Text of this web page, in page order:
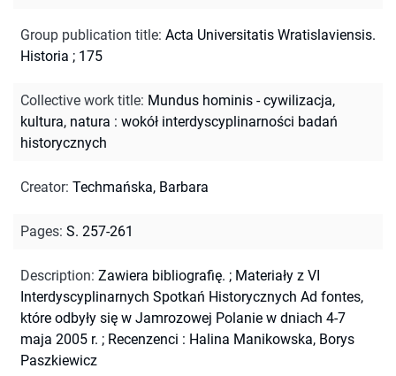
Group publication title: Acta Universitatis Wratislaviensis.
Historia ; 175
Collective work title: Mundus hominis - cywilizacja,
kultura, natura : wokół interdyscyplinarności badań
historycznych
Creator: Techmańska, Barbara
Pages: S. 257-261
Description: Zawiera bibliografię. ; Materiały z VI
Interdyscyplinarnych Spotkań Historycznych Ad fontes,
które odbyły się w Jamrozowej Polanie w dniach 4-7
maja 2005 r. ; Recenzenci : Halina Manikowska, Borys
Paszkiewicz